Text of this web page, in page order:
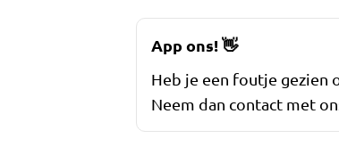
App ons!👋
Heb je een foutje gezien
Neem dan contact met